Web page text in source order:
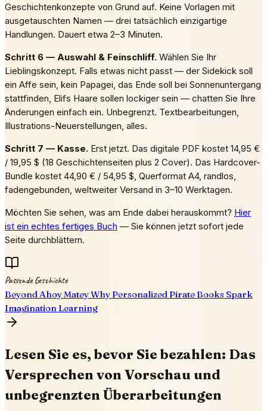
Geschichtenkonzepte von Grund auf. Keine Vorlagen mit
ausgetauschten Namen — drei tatsächlich einzigartige
Handlungen. Dauert etwa 2–3 Minuten.
Schritt 6 — Auswahl & Feinschliff. Wählen Sie Ihr
Lieblingskonzept. Falls etwas nicht passt — der Sidekick soll
ein Affe sein, kein Papagei, das Ende soll bei Sonnenuntergang
stattfinden, Elifs Haare sollen lockiger sein — chatten Sie Ihre
Änderungen einfach ein. Unbegrenzt. Textbearbeitungen,
Illustrations-Neuerstellungen, alles.
Schritt 7 — Kasse. Erst jetzt. Das digitale PDF kostet 14,95 €
/ 19,95 $ (18 Geschichtenseiten plus 2 Cover). Das Hardcover-
Bundle kostet 44,90 € / 54,95 $, Querformat A4, randlos,
fadengebunden, weltweiter Versand in 3–10 Werktagen.
Möchten Sie sehen, was am Ende dabei herauskommt? Hier
ist ein echtes fertiges Buch — Sie können jetzt sofort jede
Seite durchblättern.
Passende Geschichte
Beyond Ahoy Matey Why Personalized Pirate Books Spark
Imagination Learning
Lesen Sie es, bevor Sie bezahlen: Das
Versprechen von Vorschau und
unbegrenzten Überarbeitungen